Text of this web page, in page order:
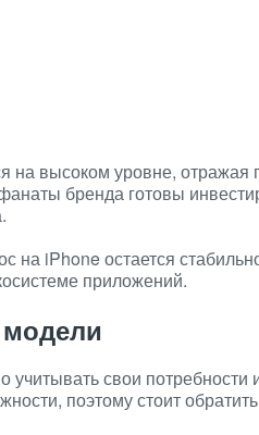
на высоком уровне, отражая
бренда готовы
на iPhone остается
приложений.
свои
поэтому стоит